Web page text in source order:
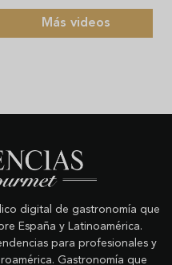
Más videos
digital de gastronomía que
España y Latinoamérica.
para profesionales y
Gastronomía que